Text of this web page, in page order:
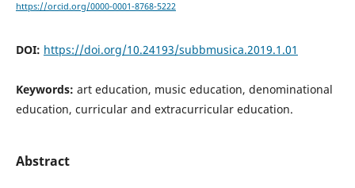
https://orcid.org/0000-0001-8768-5222
DOI: https://doi.org/10.24193/subbmusica.2019.1.01
Keywords: art education, music education, denominational
education, curricular and extracurricular education.
Abstract